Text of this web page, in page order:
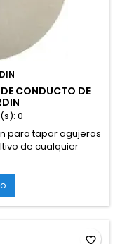
CONDUCTO DE
0
para tapar agujeros
de cualquier
exterior negro e
favorite_border